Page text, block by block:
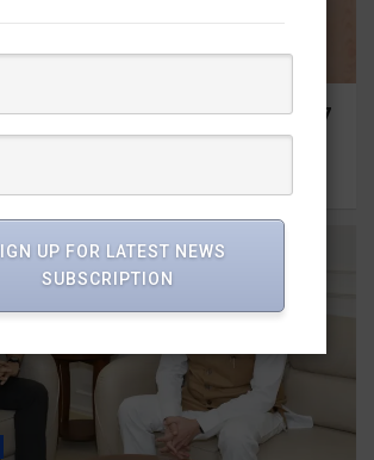
की विभिन्न विकास योजनाओं के लिए 1967
UP FOR LATEST NEWS
SUBSCRIPTION